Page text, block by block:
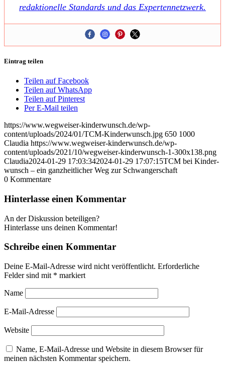
redak­tio­nel­le Stan­dards und das Exper­ten­netz­werk.
Eintrag teilen
Teilen auf Facebook
Teilen auf WhatsApp
Teilen auf Pinterest
Per E-Mail teilen
https://www.wegweiser-kinderwunsch.de/wp-
content/uploads/2024/01/TCM-Kinderwunsch.jpg 650 1000
Claudia https://www.wegweiser-kinderwunsch.de/wp-
content/uploads/2021/10/wegweiser-kinderwunsch-1-300x138.png
Claudia2024-01-29 17:03:342024-01-29 17:07:15TCM bei Kin­der­
wunsch – ein ganz­heit­li­cher Weg zur Schwan­ger­schaft
0 Kommentare
Hinterlasse einen Kommentar
An der Diskussion beteiligen?
Hinterlasse uns deinen Kommentar!
Schreibe einen Kommentar
Deine E-Mail-Adresse wird nicht veröffentlicht. Erforderliche
Felder sind mit * markiert
Name
E-Mail-Adresse
Website
Name, E-Mail-Adresse und Website in diesem Browser für
meinen nächsten Kommentar speichern.